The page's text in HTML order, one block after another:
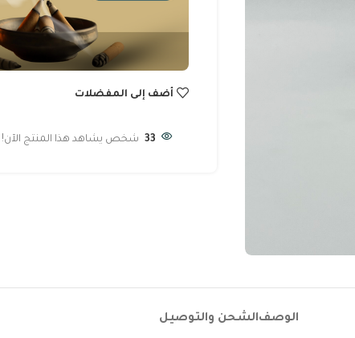
أضف إلى المفضلات
33 شخص يشاهد هذا المنتج الآن!
الوصفالشحن والتوصيل